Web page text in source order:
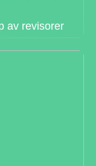
av revisorer